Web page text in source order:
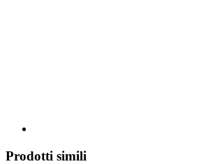
Prodotti simili